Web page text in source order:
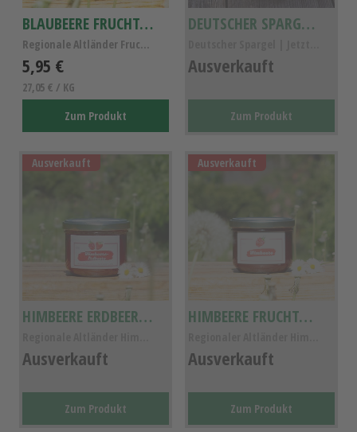
BLAUBEERE FRUCHTAUFSTRICH
Regionale Altländer Fruchtaufstrich Blaubeere - Ve...
5,95 €
27,05 € / KG
Zum Produkt
DEUTSCHER SPARGEL 1KG
Ausverkauft
Zum Produkt
Ausverkauft
HIMBEERE ERDBEERE FRUCHT-AUFSTRICH
Ausverkauft
Zum Produkt
Ausverkauft
HIMBEERE FRUCHTAUFSTRICH
Ausverkauft
Zum Produkt